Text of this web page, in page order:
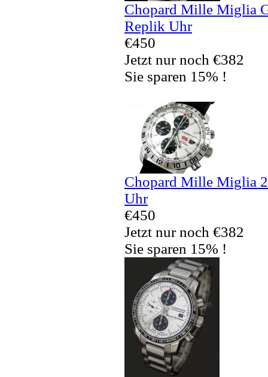
Chopard Mille Miglia
Replik Uhr
€450
Jetzt nur noch €382
Sie sparen 15% !
Chopard Mille Miglia
Uhr
€450
Jetzt nur noch €382
Sie sparen 15% !